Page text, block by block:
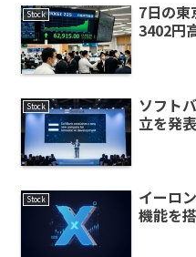
Stock
7日の東
3402円
Stock
ソフト
立を発表
Stock
イーロ
機能を